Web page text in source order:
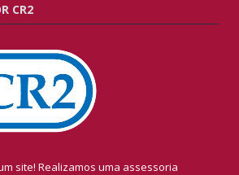
CR2
site! Realizamos uma assessoria